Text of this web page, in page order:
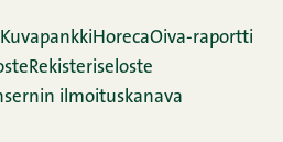
Kuvapankki HorecaOiva-raportti
Rekisteriseloste
ilmoituskanava